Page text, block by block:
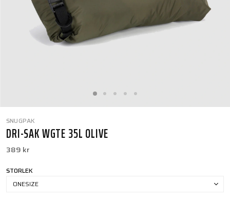
SNUGPAK
DRI-SAK WGTE 35L OLIVE
389 kr
STORLEK
ONESIZE